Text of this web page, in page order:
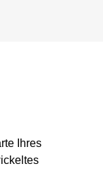
Ihres